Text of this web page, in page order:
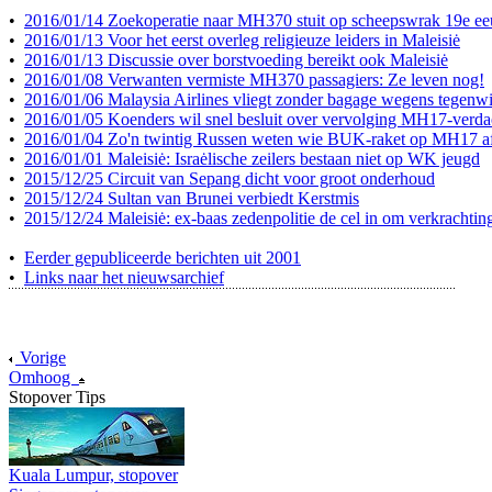
• 2016/01/14 Zoekoperatie naar MH370 stuit op scheepswrak 19e
• 2016/01/13 Voor het eerst overleg religieuze leiders in Maleisiė
• 2016/01/13 Discussie over borstvoeding bereikt ook Maleisiė
• 2016/01/08 Verwanten vermiste MH370 passagiers: Ze leven nog!
• 2016/01/06 Malaysia Airlines vliegt zonder bagage wegens
• 2016/01/05 Koenders wil snel besluit over vervolging MH17-
• 2016/01/04 Zo'n twintig Russen weten wie BUK-raket op MH17
• 2016/01/01 Maleisiė: Israėlische zeilers bestaan niet op WK jeugd
• 2015/12/25 Circuit van Sepang dicht voor groot onderhoud
• 2015/12/24 Sultan van Brunei verbiedt Kerstmis
• 2015/12/24 Maleisiė: ex-baas zedenpolitie de cel in om
• Eerder gepubliceerde berichten uit 2001
• Links naar het nieuwsarchief
Vorige
Omhoog
Stopover Tips
Kuala Lumpur, stopover